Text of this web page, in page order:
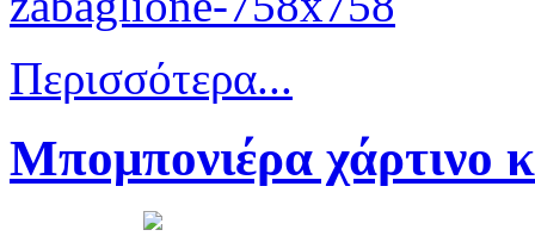
Περισσότερα...
Μπομπονιέρα χάρτινο